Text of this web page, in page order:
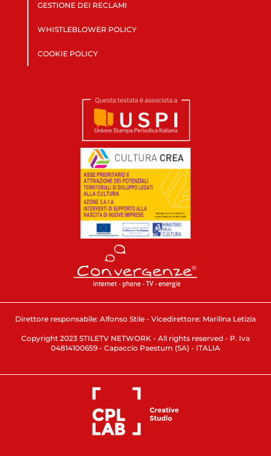
GESTIONE DEI RECLAMI
WHISTLEBLOWER POLICY
COOKIE POLICY
Direttore responsabile: Alfonso Stile - Vicedirettore: Marilina Letizia
Copyright 2023 STILETV NETWORK - All rights reserved - P. Iva
04814100659 - Capaccio Paestum (SA) - ITALIA